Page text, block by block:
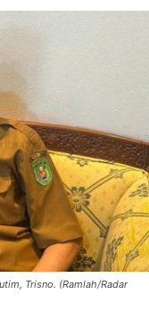
Trisno. (Ramlah/Radar